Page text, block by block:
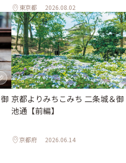
東京都 2026.08.02
京都よりみちこみち 二条城＆御
池通【前編】
京都府 2026.06.14